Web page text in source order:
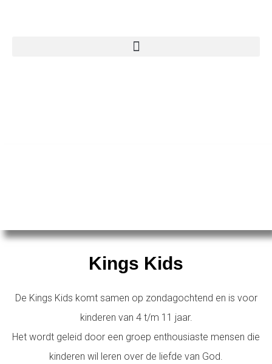
Kings Kids
De Kings Kids komt samen op zondagochtend en is voor
kinderen van 4 t/m 11 jaar.
Het wordt geleid door een groep enthousiaste mensen die
kinderen wil leren over de liefde van God.